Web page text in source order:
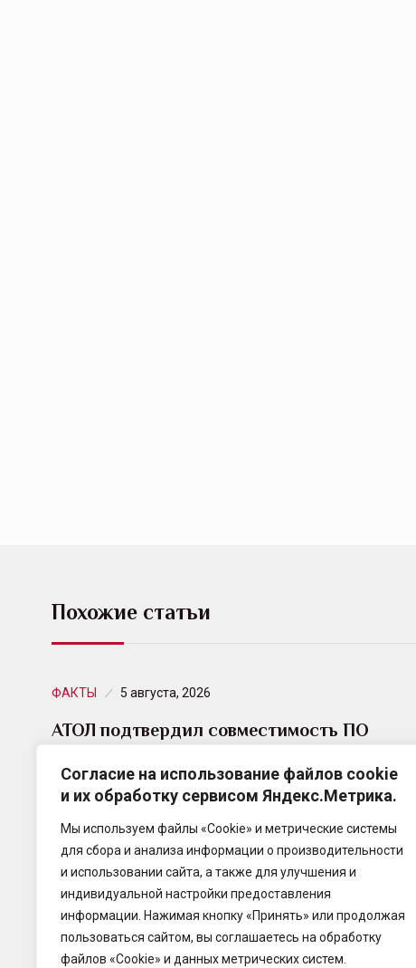
Согласие на использование файлов cookie
и их обработку сервисом Яндекс.Метрика.
Мы используем файлы «Cookie» и метрические системы
для сбора и анализа информации о производительности
и использовании сайта, а также для улучшения и
индивидуальной настройки предоставления
информации. Нажимая кнопку «Принять» или продолжая
пользоваться сайтом, вы соглашаетесь на обработку
файлов «Cookie» и данных метрических систем.
Похожие статьи
ФАКТЫ 5 августа, 2026
АТОЛ подтвердил совместимость ПО
SIGMA и линейки смарт-терминалов с…
АТОЛ получил сертификат совместимости
кассового программного обеспечения SIGMA
Касса с активными ключевыми
устройствами Рутокен ЭЦП 3.0 производства
компании «Актив».